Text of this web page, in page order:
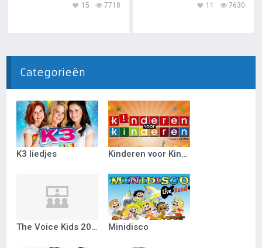
7718
15 7630
11
Categorieën
K3 liedjes Kinderen voor Kinderen
The Voice Kids 2018 Minidisco